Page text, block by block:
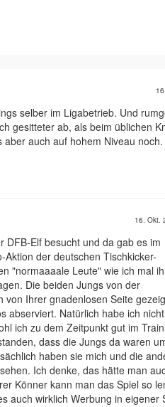
selber im Ligabetrieb. Und
gesitteter ab, als beim üblichen
auch auf hohem Niveau
16. Okt.
DFB-Elf besucht und da gab es im
der deutschen Tischkicker-
"normaaaale Leute" wie ich mal
Die beiden Jungs von der
von Ihrer gnadenlosen Seite
abserviert. Natürlich habe ich
ich zu dem Zeitpunkt gut im
dass die Jungs da waren
haben sie mich und die
Ich denke, das hätte man
Könner kann man das Spiel so
auch wirklich Werbung in eigener